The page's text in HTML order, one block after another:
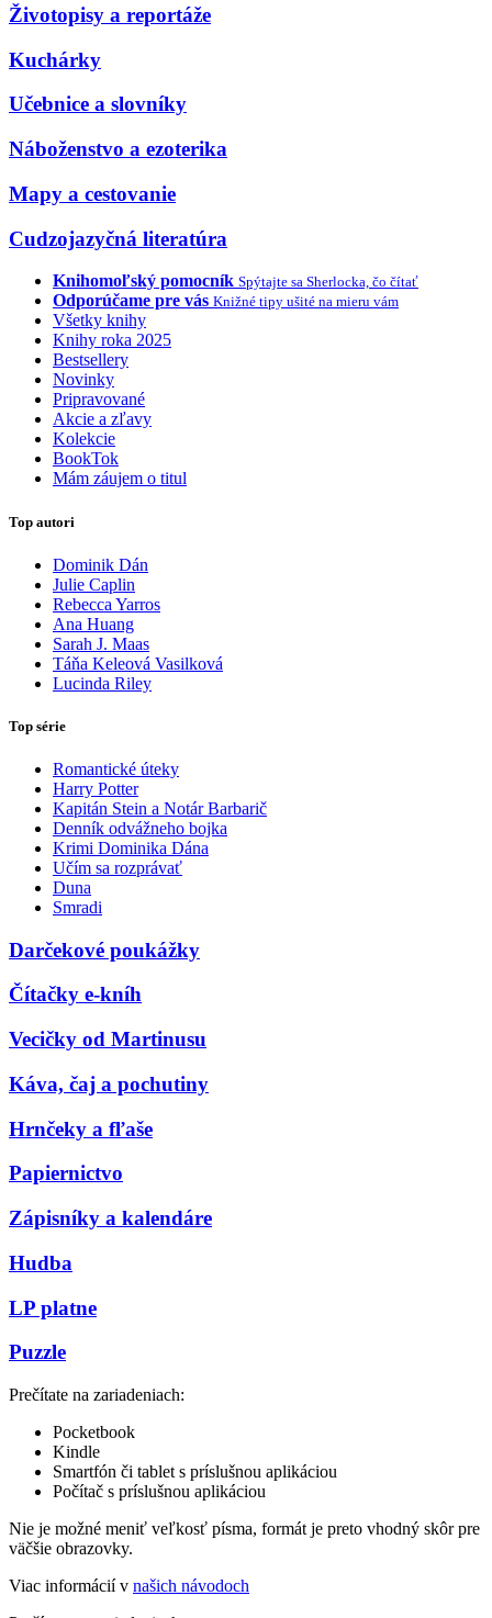
Životopisy a reportáže
Kuchárky
Učebnice a slovníky
Náboženstvo a ezoterika
Mapy a cestovanie
Cudzojazyčná literatúra
Knihomoľský pomocník Spýtajte sa Sherlocka, čo čítať
Odporúčame pre vás Knižné tipy ušité na mieru vám
Všetky knihy
Knihy roka 2025
Bestsellery
Novinky
Pripravované
Akcie a zľavy
Kolekcie
BookTok
Mám záujem o titul
Top autori
Dominik Dán
Julie Caplin
Rebecca Yarros
Ana Huang
Sarah J. Maas
Táňa Keleová Vasilková
Lucinda Riley
Top série
Romantické úteky
Harry Potter
Kapitán Stein a Notár Barbarič
Denník odvážneho bojka
Krimi Dominika Dána
Učím sa rozprávať
Duna
Smradi
Darčekové poukážky
Čítačky e-kníh
Vecičky od Martinusu
Káva, čaj a pochutiny
Hrnčeky a fľaše
Papiernictvo
Zápisníky a kalendáre
Hudba
LP platne
Puzzle
Prečítate na zariadeniach:
Pocketbook
Kindle
Smartfón či tablet s príslušnou aplikáciou
Počítač s príslušnou aplikáciou
Nie je možné meniť veľkosť písma, formát je preto vhodný skôr pre
väčšie obrazovky.
Viac informácií v našich návodoch